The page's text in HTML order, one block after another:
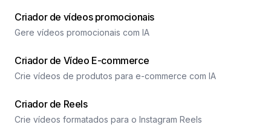
Criador de vídeos promocionais
Gere vídeos promocionais com IA
Criador de Vídeo E-commerce
Crie vídeos de produtos para e-commerce com IA
Criador de Reels
Crie vídeos formatados para o Instagram Reels